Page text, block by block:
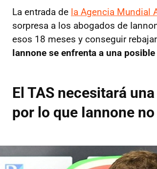
La entrada de la Agencia Mundial
sorpresa a los abogados de
esos 18 meses y conseguir
Iannone se enfrenta a una
El TAS necesitará
por lo que Iannone